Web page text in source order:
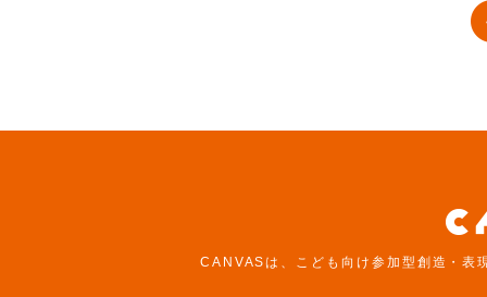
CANVASは、こども向け参加型創造・表